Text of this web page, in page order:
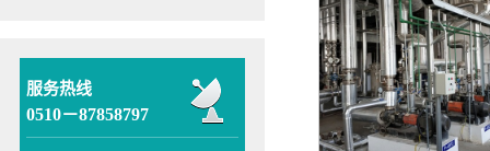
服务热线
0510－87858797